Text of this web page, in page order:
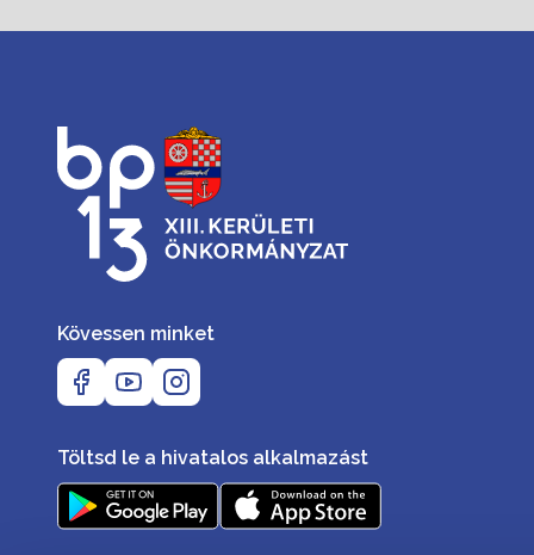
Kövessen minket
Töltsd le a hivatalos alkalmazást